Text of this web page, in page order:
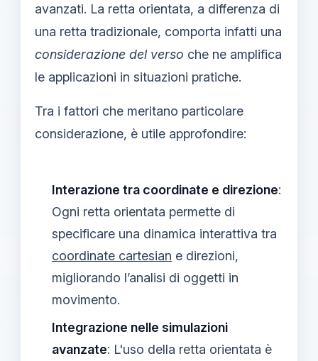
avanzati. La retta orientata, a differenza di
una retta tradizionale, comporta infatti una
considerazione del verso che ne amplifica
le applicazioni in situazioni pratiche.
Tra i fattori che meritano particolare
considerazione, è utile approfondire:
Interazione tra coordinate e direzione:
Ogni retta orientata permette di
specificare una dinamica interattiva tra
coordinate cartesian e direzioni,
migliorando l’analisi di oggetti in
movimento.
Integrazione nelle simulazioni
avanzate: L'uso della retta orientata è